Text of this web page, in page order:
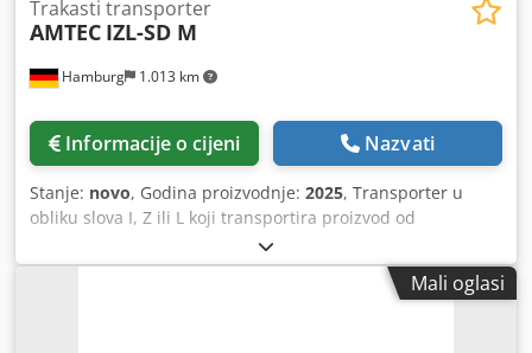
Hamburg 1.013 km
Trakasti transporter
AMTEC IZL-SD M
Informacije o cijeni Nazvati
Stanje: novo, Godina proizvodnje: 2025, Transporter u
obliku slova I, Z ili L koji transportira proizvod od
vibrirajućeg dodavača do jedinice za vaganje. Otvoreni
dizajn, higijenski, vodootporan plastični transporter. -
Tehnički podaci: 380V/1,1kW; 3,5 m³ volumen proizvoda/h;
Mali oglasi